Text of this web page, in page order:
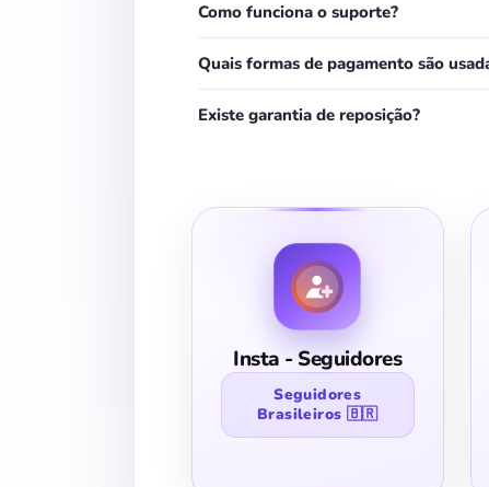
Como funciona o suporte?
Quais formas de pagamento são
Existe garantia de reposição?
Insta - Seguidores
Seguidores
Brasileiros 🇧🇷